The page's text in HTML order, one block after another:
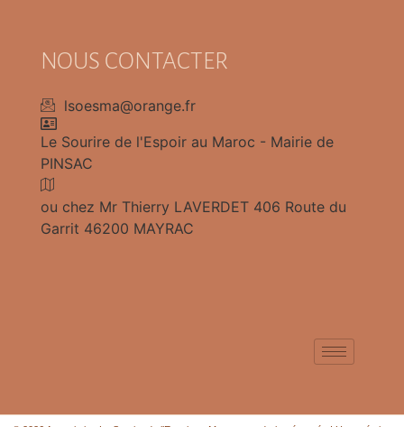
NOUS CONTACTER
lsoesma@orange.fr
Le Sourire de l'Espoir au Maroc - Mairie de
PINSAC
ou chez Mr Thierry LAVERDET 406 Route du
Garrit 46200 MAYRAC